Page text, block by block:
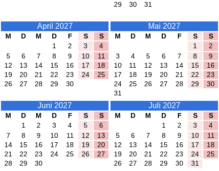
29
30 31
April 2027
M D M D F S
S
1
2 3
4
5
6 7 8 9 10
11
12
13 14 15 16 17
18
19
20 21 22 23 24
25
26
27 28 29 30
Mai 2027
M D M D F S
S
1
2
3
4 5 6 7 8
9
10
11 12 13 14 15
16
17
18 19 20 21 22
23
24
25 26 27 28 29
30
31
Juni 2027
M D M D F S
S
1
2 3 4 5
6
7
8 9 10 11 12
13
14
15 16 17 18 19
20
21
22 23 24 25 26
27
28
29 30
Juli 2027
M D M D F S
S
1
2 3
4
5
6 7 8 9 10
11
12
13 14 15 16 17
18
19
20 21 22 23 24
25
26
27 28 29 30 31